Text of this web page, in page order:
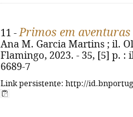
11 -Primos em aventuras
Ana M. Garcia Martins ; il.
Flamingo, 2023. - 35, [5] p. :
6689-7
Link persistente: http://